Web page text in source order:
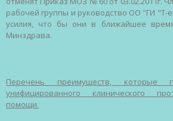
рабочей группы и руководство ОО "ГИ "Т-
усилия, что бы они в ближайшее
Минздрава.
Перечень преимуществ, которые
унифицированного
клинического
помощи.